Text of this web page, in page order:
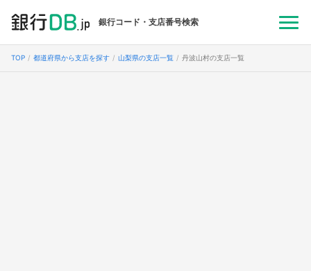
銀行コード・支店番号検索
TOP 都道府県から支店を探す 山梨県の支店一覧 丹波山村の支店一覧